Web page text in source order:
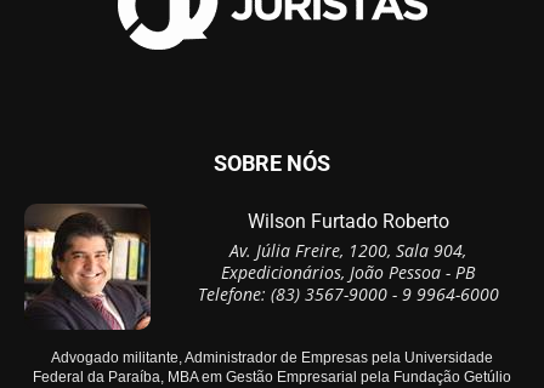
SOBRE NÓS
Wilson Furtado Roberto
Av. Júlia Freire, 1200, Sala 904,
Expedicionários, João Pessoa - PB
Telefone: (83) 3567-9000 - 9 9964-6000
Advogado militante, Administrador de Empresas pela Universidade
Federal da Paraíba, MBA em Gestão Empresarial pela Fundação Getúlio